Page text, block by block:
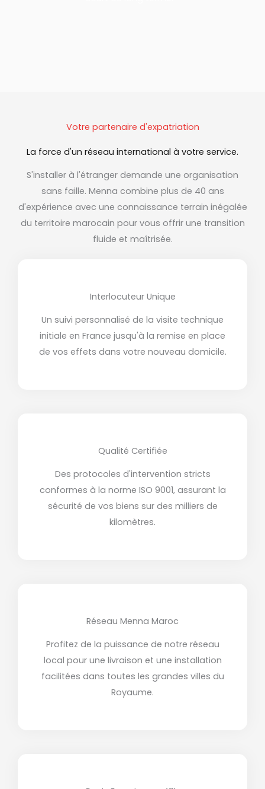
Votre partenaire d'expatriation
La force d'un réseau international à votre service.
S'installer à l'étranger demande une organisation
sans faille. Menna combine plus de 40 ans
d'expérience avec une connaissance terrain inégalée
du territoire marocain pour vous offrir une transition
fluide et maîtrisée.
Interlocuteur Unique
Un suivi personnalisé de la visite technique
initiale en France jusqu'à la remise en place
de vos effets dans votre nouveau domicile.
Qualité Certifiée
Des protocoles d'intervention stricts
conformes à la norme ISO 9001, assurant la
sécurité de vos biens sur des milliers de
kilomètres.
Réseau Menna Maroc
Profitez de la puissance de notre réseau
local pour une livraison et une installation
facilitées dans toutes les grandes villes du
Royaume.